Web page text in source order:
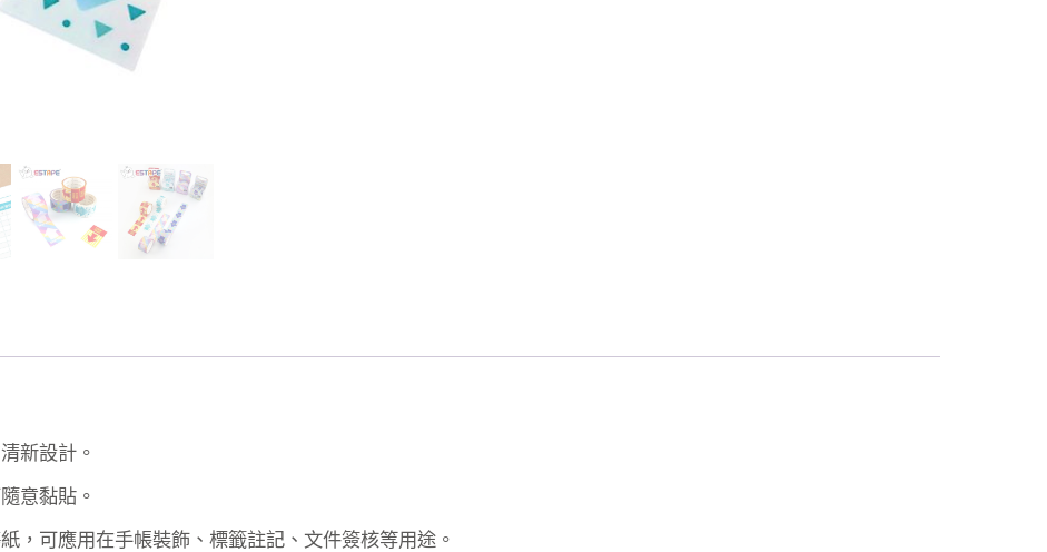
新設計。
意黏貼。
，可應用在手帳裝飾、標籤註記、文件簽核等用途。